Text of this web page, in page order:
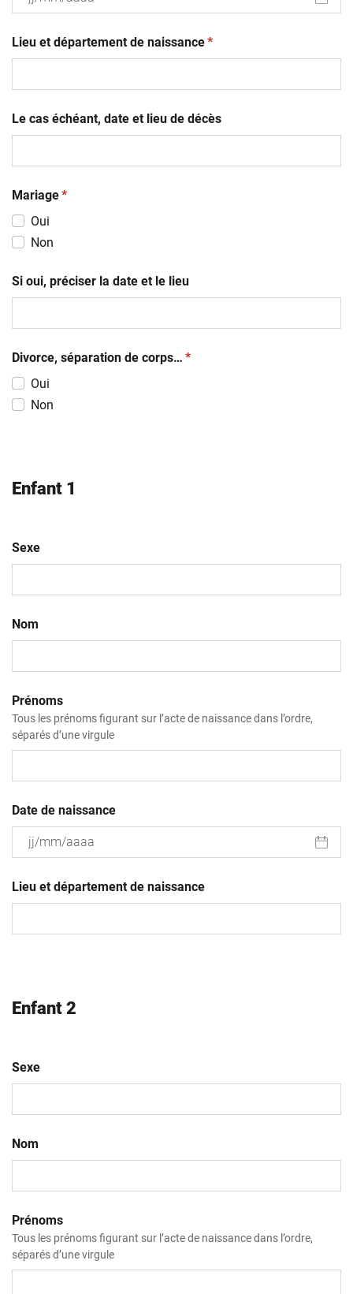
slash
MM
Lieu et département de naissance(obligatoire)
*
Le cas échéant, date et lieu de décès
Mariage(obligatoire)
*
Oui
Non
Si oui, préciser la date et le lieu
Divorce, séparation de corps… (obligatoire)
*
Oui
Non
Enfant 1
Sexe
Nom
Prénoms
Tous les prénoms figurant sur l’acte de naissance dans l’ordre,
séparés d’une virgule
Date de naissance
slash
MM
Lieu et département de naissance
Enfant 2
Sexe
Nom
Prénoms
Tous les prénoms figurant sur l’acte de naissance dans l’ordre,
séparés d’une virgule